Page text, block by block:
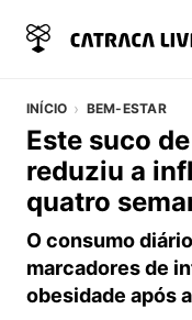
INÍCIO BEM-ESTAR
Este suco
reduziu a
quatro
O consumo
marcadores de
obesidade após